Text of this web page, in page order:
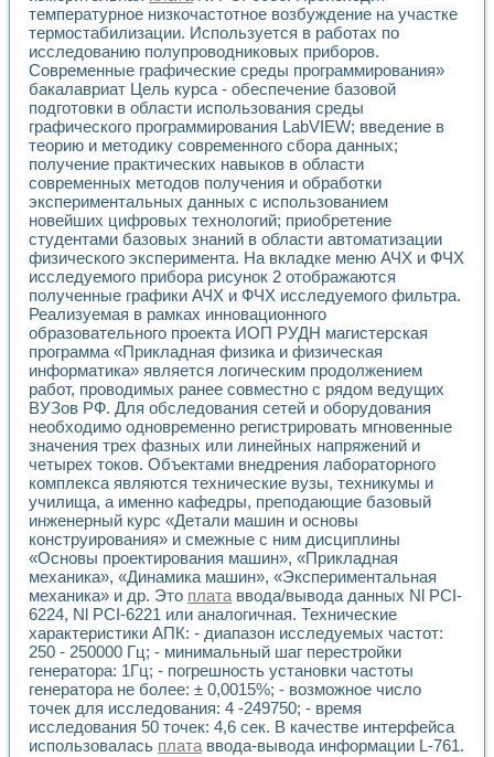
температурное низкочастотное возбуждение на участке
термостабилизации. Используется в работах по
исследованию полупроводниковых приборов.
Современные графические среды программирования»
бакалавриат Цель курса - обеспечение базовой
подготовки в области использования среды
графического программирования LabVIEW; введение в
теорию и методику современного сбора данных;
получение практических навыков в области
современных методов получения и обработки
экспериментальных данных с использованием
новейших цифровых технологий; приобретение
студентами базовых знаний в области автоматизации
физического эксперимента. На вкладке меню АЧХ и ФЧХ
исследуемого прибора рисунок 2 отображаются
полученные графики АЧХ и ФЧХ исследуемого фильтра.
Реализуемая в рамках инновационного
образовательного проекта ИОП РУДН магистерская
программа «Прикладная физика и физическая
информатика» является логическим продолжением
работ, проводимых ранее совместно с рядом ведущих
ВУЗов РФ. Для обследования сетей и оборудования
необходимо одновременно регистрировать мгновенные
значения трех фазных или линейных напряжений и
четырех токов. Объектами внедрения лабораторного
комплекса являются технические вузы, техникумы и
училища, а именно кафедры, преподающие базовый
инженерный курс «Детали машин и основы
конструирования» и смежные с ним дисциплины
«Основы проектирования машин», «Прикладная
механика», «Динамика машин», «Экспериментальная
механика» и др. Это платаввода/вывода данных Nl PCI-
6224, Nl PCI-6221 или аналогичная. Технические
характеристики АПК: - диапазон исследуемых частот:
250 - 250000 Гц; - минимальный шаг перестройки
генератора: 1Гц; - погрешность установки частоты
генератора не более: ± 0,0015%; - возможное число
точек для исследования: 4 -249750; - время
исследования 50 точек: 4,6 сек. В качестве интерфейса
использовалась платаввода-вывода информации L-761.